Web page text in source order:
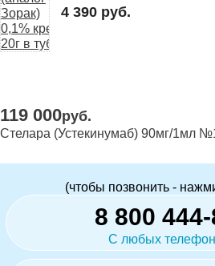
4 390 руб.
119 000руб.
Стелара (Устекинумаб) 90мг/1мл
(чтобы позвонить -
8 800
С любых